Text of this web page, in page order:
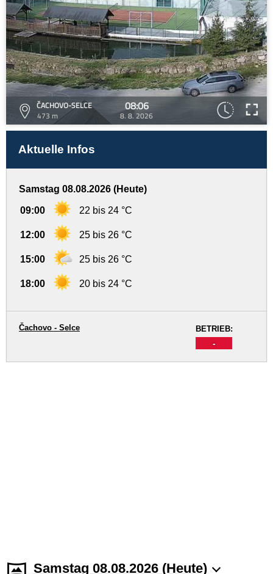
ČACHOVO-SELCE
473 m
08:06
8. 8. 2026
Aktuelle Infos
Samstag 08.08.2026 (Heute)
09:00 22 bis 24 °C
12:00 25 bis 26 °C
15:00 25 bis 26 °C
18:00 20 bis 24 °C
BETRIEB:
-
Čachovo - Selce
Samstag 08.08.2026 (Heute)